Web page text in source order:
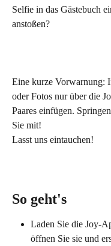
Selfie in das Gästebuch
anstoßen?
Eine kurze Vorwarnung:
oder Fotos nur über die
Paares einfügen.
Sie mit!
Lasst uns eintauchen!
So geht's
Laden Sie die Joy-
öffnen Sie sie und